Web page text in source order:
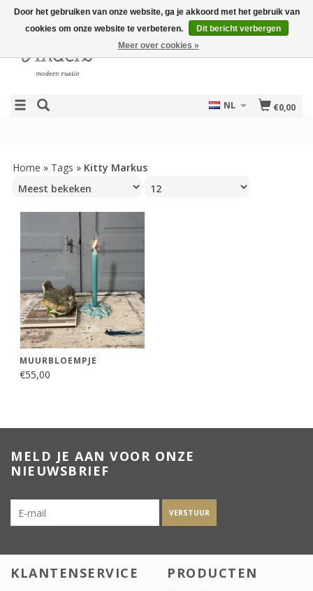
€0,00
NL
Home » Tags » Kitty Markus
MUURBLOEMPJE
€55,00
MELD JE AAN VOOR ONZE
NIEUWSBRIEF
VERSTUUR
KLANTENSERVICE PRODUCTEN
Door het gebruiken van onze website, ga je akkoord met het gebruik van
cookies om onze website te verbeteren.
Dit bericht verbergen
Meer over cookies »